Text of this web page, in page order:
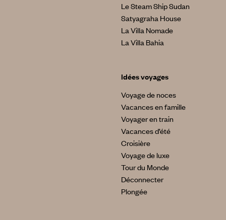
Le Steam Ship Sudan
Satyagraha House
La Villa Nomade
La Villa Bahia
Idées voyages
Voyage de noces
Vacances en famille
Voyager en train
Vacances d’été
Croisière
Voyage de luxe
Tour du Monde
Déconnecter
Plongée